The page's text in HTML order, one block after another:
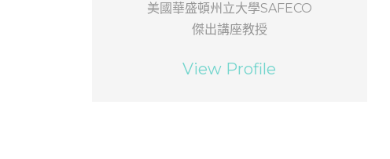
美國華盛頓州立大學SAFECO
傑出講座教授
View Profile